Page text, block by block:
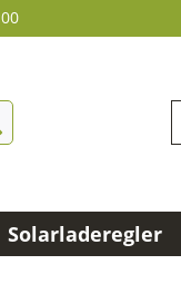
Solarladeregler